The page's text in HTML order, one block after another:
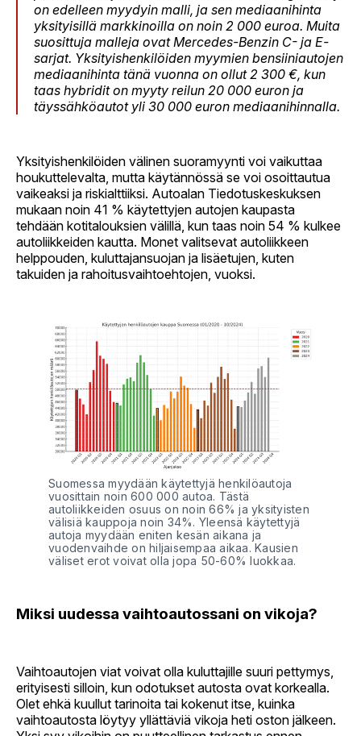
on edelleen myydyin malli, ja sen mediaanihinta
yksityisillä markkinoilla on noin 2 000 euroa. Muita
suosittuja malleja ovat Mercedes-Benzin C- ja E-
sarjat. Yksityishenkilöiden myymien bensiiniautojen
mediaanihinta tänä vuonna on ollut 2 300 €, kun
taas hybridit on myyty reilun 20 000 euron ja
täyssähköautot yli 30 000 euron mediaanihinnalla.
Yksityishenkilöiden välinen suoramyynti voi vaikuttaa
houkuttelevalta, mutta käytännössä se voi osoittautua
vaikeaksi ja riskialttiiksi. Autoalan Tiedotuskeskuksen
mukaan noin 41 % käytettyjen autojen kaupasta
tehdään kotitalouksien välillä, kun taas noin 54 % kulkee
autoliikkeiden kautta. Monet valitsevat autoliikkeen
helppouden, kuluttajansuojan ja lisäetujen, kuten
takuiden ja rahoitusvaihtoehtojen, vuoksi.
Suomessa myydään käytettyjä henkilöautoja
vuosittain noin 600 000 autoa. Tästä
autoliikkeiden osuus on noin 66% ja yksityisten
välisiä kauppoja noin 34%. Yleensä käytettyjä
autoja myydään eniten kesän aikana ja
vuodenvaihde on hiljaisempaa aikaa. Kausien
väliset erot voivat olla jopa 50-60% luokkaa.
Miksi uudessa vaihtoautossani on vikoja?
Vaihtoautojen viat voivat olla kuluttajille suuri pettymys,
erityisesti silloin, kun odotukset autosta ovat korkealla.
Olet ehkä kuullut tarinoita tai kokenut itse, kuinka
vaihtoautosta löytyy yllättäviä vikoja heti oston jälkeen.